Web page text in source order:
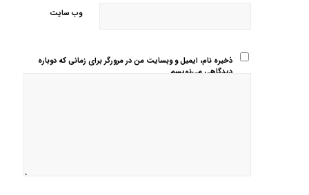
وب‌ سایت
ذخیره نام، ایمیل و وبسایت من در مرورگر برای زمانی که دوباره
دیدگاهی می‌نویسم.